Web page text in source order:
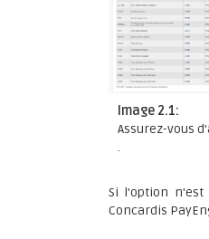
Image 2.1:
Assurez-vous
.
Si l'option n'est
Concardis